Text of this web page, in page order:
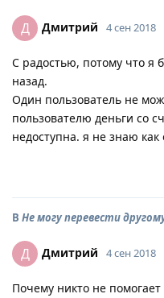
Д Дмитрий 4 сен 2018
С радостью, потому что я
назад.
Один пользователь не
пользователю деньги со
недоступна. я не знаю
В Не могу перевести
Д Дмитрий 4 сен 2018
Почему никто не